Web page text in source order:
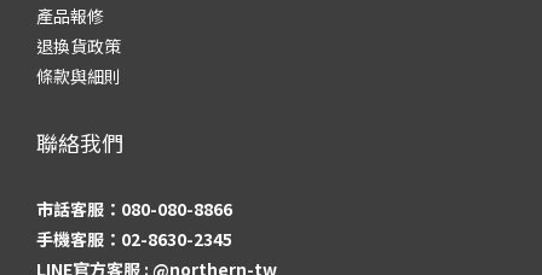
產品報修
退換貨政策
條款與細則
聯絡我們
市話客服：080-080-8866
手機客服：02-8630-2345
LINE官方客服 : @northern-tw